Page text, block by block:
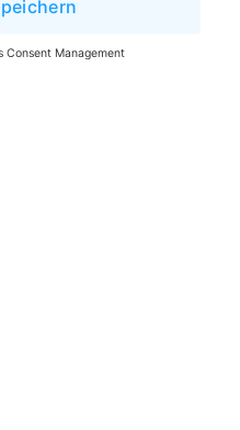
fortfährst, obwohl